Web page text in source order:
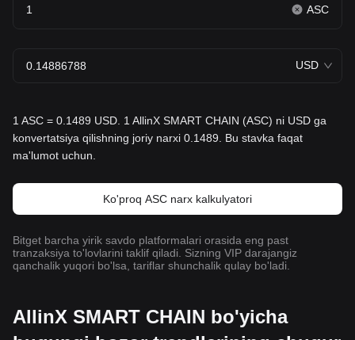
ASC
USD
1 ASC = 0.1489 USD. 1 AllinX SMART CHAIN (ASC) ni USD ga
konvertatsiya qilishning joriy narxi 0.1489. Bu stavka faqat
ma'lumot uchun.
Ko'proq ASC narx kalkulyatori
Bitget barcha yirik savdo platformalari orasida eng past
tranzaksiya to'lovlarini taklif qiladi. Sizning VIP darajangiz
qanchalik yuqori bo'lsa, tariflar shunchalik qulay bo'ladi.
AllinX SMART CHAIN bo'yicha